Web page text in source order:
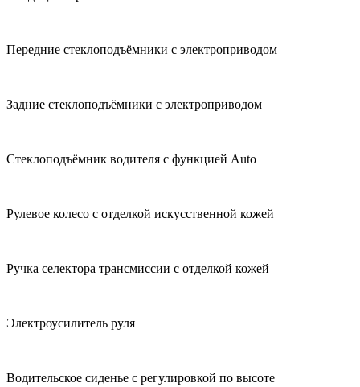
Передние стеклоподъёмники с электроприводом
Задние стеклоподъёмники с электроприводом
Стеклоподъёмник водителя с функцией Auto
Рулевое колесо с отделкой искусственной кожей
Ручка селектора трансмиссии с отделкой кожей
Электроусилитель руля
Водительское сиденье с регулировкой по высоте